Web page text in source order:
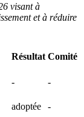
visant à
et à réduire
Résultat Comité
-
-
adoptée -